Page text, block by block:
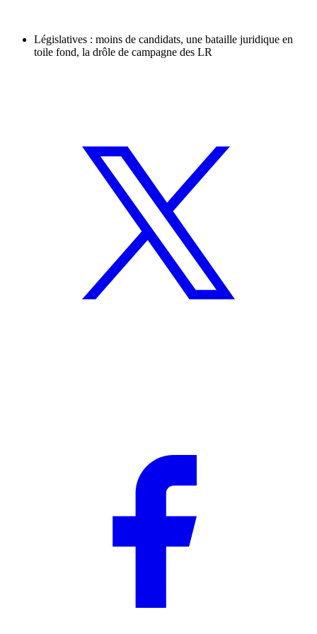
Législatives : moins de candidats, une bataille juridique en
toile fond, la drôle de campagne des LR